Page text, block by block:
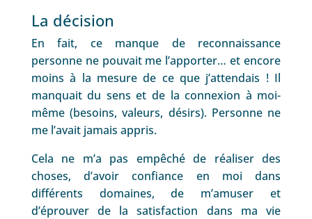
La décision
En fait, ce manque de reconnaissance
personne ne pouvait me l’apporter… et encore
moins à la mesure de ce que j’attendais ! Il
manquait du sens et de la connexion à moi-
même (besoins, valeurs, désirs). Personne ne
me l’avait jamais appris.
Cela ne m’a pas empêché de réaliser des
choses, d’avoir confiance en moi dans
différents domaines, de m’amuser et
d’éprouver de la satisfaction dans ma vie